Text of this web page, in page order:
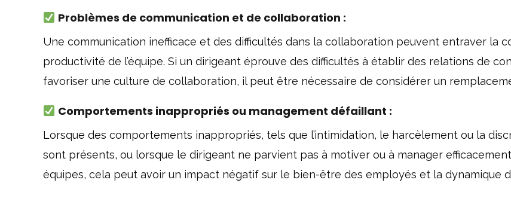
Problèmes de communication et de collaboration :
Une communication inefficace et des difficultés dans la collaboration peuvent entraver la
productivité de l’équipe. Si un dirigeant éprouve des difficultés à établir des relations de
favoriser une culture de collaboration, il peut être nécessaire de considérer un
Comportements inappropriés ou management défaillant :
Lorsque des comportements inappropriés, tels que l’intimidation, le harcèlement ou la
sont présents, ou lorsque le dirigeant ne parvient pas à motiver ou à manager
équipes, cela peut avoir un impact négatif sur le bien-être des employés et la dynamique